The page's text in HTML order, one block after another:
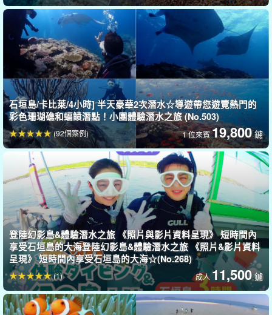
潛入奇幻的海中，每小時陽光照射下都會呈現不同的顏色...放鬆心
情，欣賞美麗的景色，這裡就像是一個天然的水族館！
ポイントへの移動は専用ボートで10分以内♪
舒適的潛水支撐☆。
搭乘私人遊艇前往潛水點，遊艇上設有遮陽避雨帳篷和廁所！
石垣島/卡比萊/4小時] 半天豪華2次潛水☆導遊帶您遊覽熱門的
彩色珊瑚礁和蝠鲼潛點！小團體驗潛水之旅 (No.503)
1 位來賓19,800 鑢
(92個案例)
登陸幻影島&體驗潛水之旅 《照片與影片資料呈現》 短時間內
享受石垣島的大海登陸幻影島&體驗潛水之旅 《照片&影片資料
呈現》 短時間內享受石垣島的大海☆(No.268)
成人11,500 鑢
(1)